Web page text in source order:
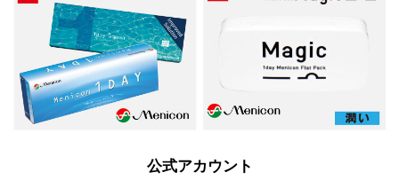
公式アカウント